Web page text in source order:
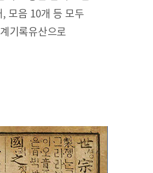
모음 10개 등 모두
기록유산으로